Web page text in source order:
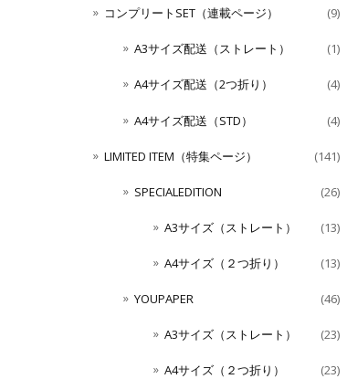
コンプリートSET（連載ページ） (9)
A3サイズ配送（ストレート） (1)
A4サイズ配送（2つ折り） (4)
A4サイズ配送（STD） (4)
LIMITED ITEM（特集ページ） (141)
SPECIALEDITION (26)
A3サイズ（ストレート） (13)
A4サイズ（２つ折り） (13)
YOUPAPER (46)
A3サイズ（ストレート） (23)
A4サイズ（２つ折り） (23)